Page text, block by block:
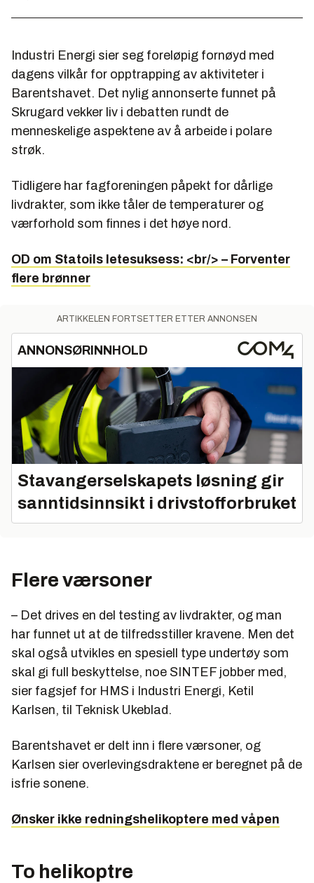
Industri Energi sier seg foreløpig fornøyd med
dagens vilkår for opptrapping av aktiviteter i
Barentshavet. Det nylig annonserte funnet på
Skrugard vekker liv i debatten rundt de
menneskelige aspektene av å arbeide i polare
strøk.
Tidligere har fagforeningen påpekt for dårlige
livdrakter, som ikke tåler de temperaturer og
værforhold som finnes i det høye nord.
OD om Statoils letesuksess: <br/> – Forventer
flere brønner
ARTIKKELEN FORTSETTER ETTER ANNONSEN
ANNONSØRINNHOLD
Stavangerselskapets løsning gir
sanntidsinnsikt i drivstofforbruket
Flere værsoner
– Det drives en del testing av livdrakter, og man
har funnet ut at de tilfredsstiller kravene. Men det
skal også utvikles en spesiell type undertøy som
skal gi full beskyttelse, noe SINTEF jobber med,
sier fagsjef for HMS i Industri Energi, Ketil
Karlsen, til Teknisk Ukeblad.
Barentshavet er delt inn i flere værsoner, og
Karlsen sier overlevingsdraktene er beregnet på de
isfrie sonene.
Ønsker ikke redningshelikoptere med våpen
To helikoptre